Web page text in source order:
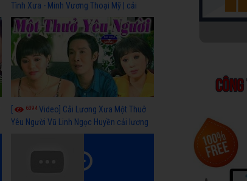
Tình Xưa - Minh Vương Thoại Mỹ | cải
lương xã hội hay nhất
6394Video] Cải Lương Xưa Một Thuở
Yêu Người Vũ Linh Ngọc Huyền cải lương